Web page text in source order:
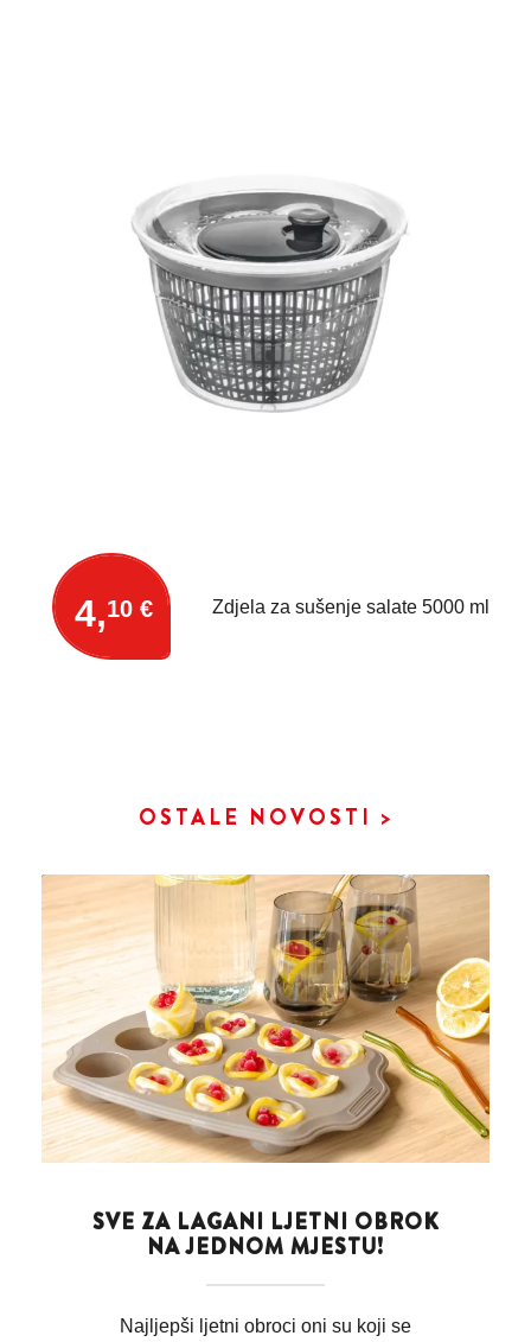
4,10 € Zdjela za sušenje salate 5000 ml
OSTALE NOVOSTI >
SVE ZA LAGANI LJETNI OBROK
NA JEDNOM MJESTU!
Najljepši ljetni obroci oni su koji se